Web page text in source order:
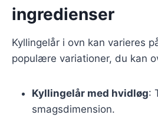
ingredienser
Kyllingelår i ovn kan varieres
populære variationer, du kan
Kyllingelår med hvidløg:
smagsdimension.